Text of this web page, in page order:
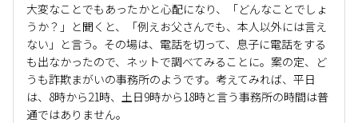
大変なことでもあったかと心配になり、「どんなことでしょ
うか？」と聞くと、「例えお父さんでも、本人以外には言え
ない」と言う。その場は、電話を切って、息子に電話をする
も出なかったので、ネットで調べてみることに。案の定、ど
うも詐欺まがいの事務所のようです。考えてみれば、平日
は、8時から21時、土日9時から18時と言う事務所の時間は普
通ではありません。